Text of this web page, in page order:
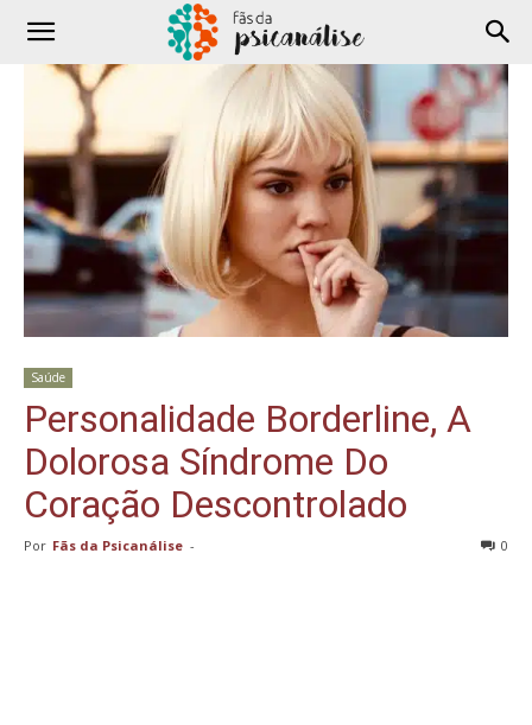
Saúde
Personalidade Borderline, A
Dolorosa Síndrome Do
Coração Descontrolado
Por Fãs da Psicanálise - 0